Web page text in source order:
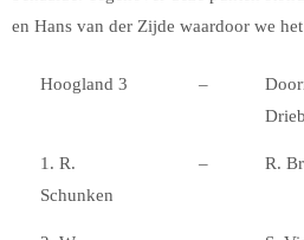
en Hans van der Zijde waardoor we
Hoogland 3 –
1. R.
Schunken
– R.